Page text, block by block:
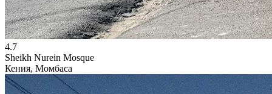
4.7
Sheikh Nurein Mosque
Кения, Момбаса